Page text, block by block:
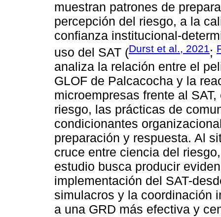
muestran patrones de
percepción del riesgo, a la
confianza institucional-
uso del SAT (Durst et al., 2021;
analiza la relación entre el
GLOF de Palcacocha y la
microempresas frente al
riesgo, las prácticas de
condicionantes
preparación y respuesta. Al
cruce entre ciencia del
estudio busca producir
implementación del SAT-
simulacros y la coordinación
a una GRD más efectiva y